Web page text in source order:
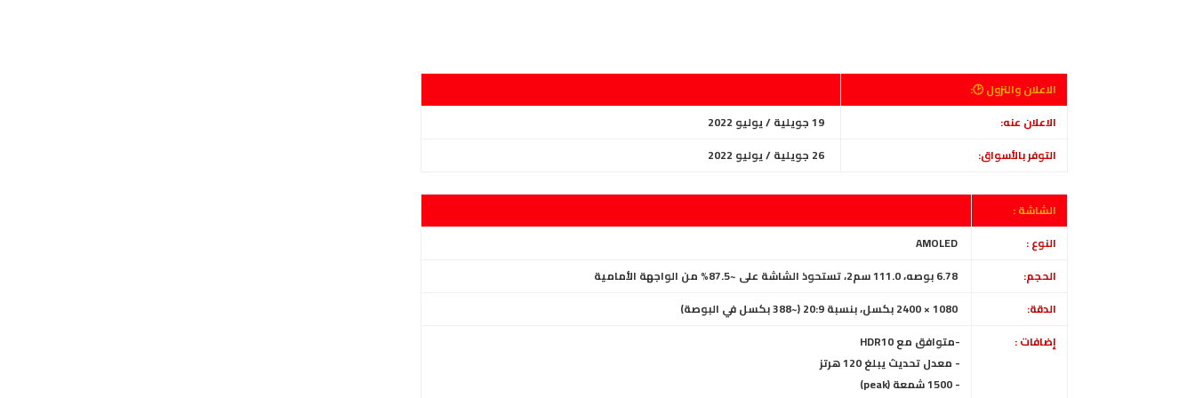
الاعلان والنزول 🕑:
الاعلان عنه:
التوفر بالأسواق:
الشاشة :
النوع :
الحجم:
6.78 بوصه، 111.0 سم2، تستحوذ الشاشة على ~87.5% من الواجهة الأمامية
الدقة:
1080 × 2400 بكسل، بنسبة 20:9 (~388 بكسل في البوصة)
إضافات :
-متوافق مع HDR10
- معدل تحديث يبلغ 120 هرتز
- 1500 شمعة (peak)